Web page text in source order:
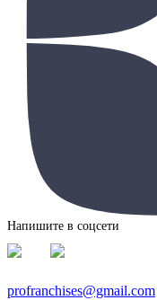
Напишите в соцсети
profranchises@gmail.com